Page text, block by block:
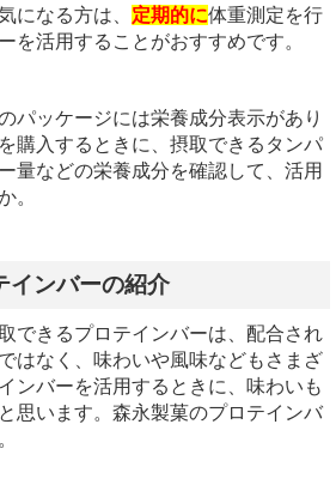
になる方は、 定期的に体重測定を行
を活用する ことがおすすめです。
パッケージには栄養成分表示があり
購入するときに、摂取できるタンパ
量などの栄養成分を確認して、活用
。
インバーの紹介
できるプロテインバーは、配合され
はなく、味わいや風味などもさまざ
ンバーを活用するときに、味わいも
思います。森永製菓のプロテインバ